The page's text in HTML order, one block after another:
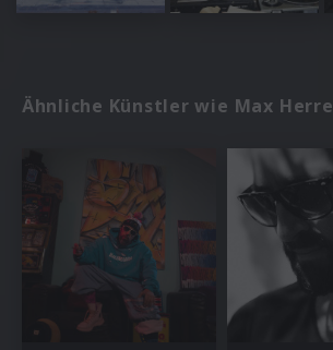
Ähnliche Künstler wie Max Herre